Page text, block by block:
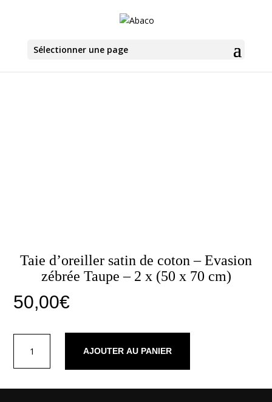
Sélectionner une page
Taie d’oreiller satin de coton – Evasion
zébrée Taupe – 2 x (50 x 70 cm)
50,00€
Taie
AJOUTER AU PANIER